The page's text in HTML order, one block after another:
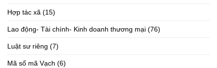
Hợp tác xã (15)
Lao động- Tài chính- Kinh doanh thương mại (76)
Luật sư riêng (7)
Mã số mã Vạch (6)